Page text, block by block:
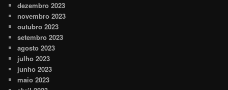
dezembro 2023
novembro 2023
outubro 2023
setembro 2023
agosto 2023
julho 2023
junho 2023
maio 2023